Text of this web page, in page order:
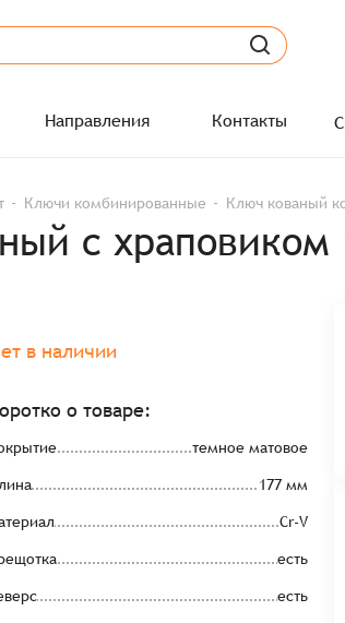
Направления Контакты
Ключи комбинированные Ключ кованый
с храповиком
в наличии
о товаре:
темное матовое
177 мм
Cr-V
есть
есть